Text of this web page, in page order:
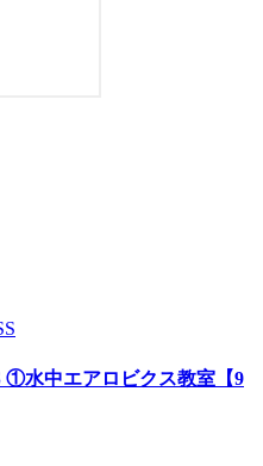
①水中エアロビクス教室【9